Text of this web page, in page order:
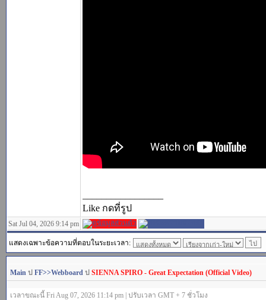
Like กดที่รูป
Sat Jul 04, 2026 9:14 pm
แสดงเฉพาะข้อความที่ตอบในระยะเวลา:
Main ป FF>>Webboard ป SIENNA SPIRO - Great Expectation (Official Video)
เวลาขณะนี้ Fri Aug 07, 2026 11:14 pm | ปรับเวลา GMT + 7 ชั่วโมง